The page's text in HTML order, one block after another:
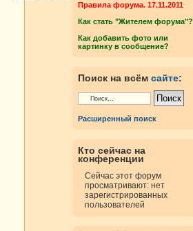
Правила форума. 17.11.2011
Как стать "Жителем форума"?
Как добавить фото или
картинку в сообщение?
Поиск на всём сайте:
Расширенный поиск
Кто сейчас на
конференции
Сейчас этот форум
просматривают: нет
зарегистрированных
пользователей